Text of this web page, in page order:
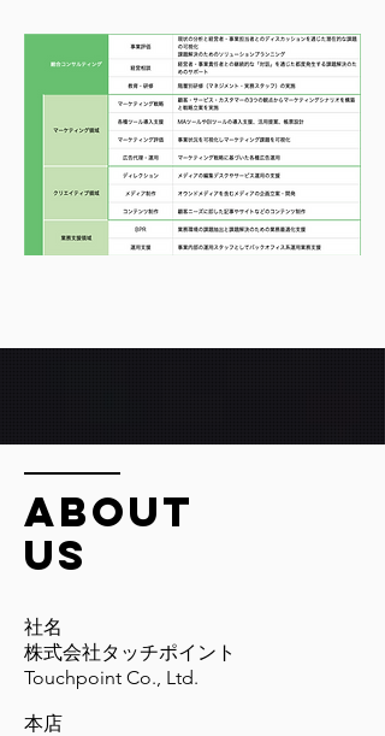
About
US
社名
株式会社タッチポイント
Touchpoint Co., Ltd.
本店